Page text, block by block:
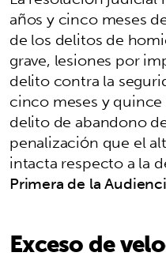
años y cinco meses
de los delitos de
grave, lesiones por
delito contra la
cinco meses y
delito de abandono
penalización que el
intacta respecto a la
Primera de la
Exceso de